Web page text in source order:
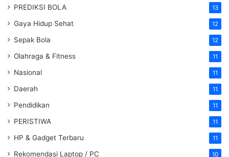
PREDIKSI BOLA 13
Gaya Hidup Sehat 12
Sepak Bola 12
Olahraga & Fitness 11
Nasional 11
Daerah 11
Pendidikan 11
PERISTIWA 11
HP & Gadget Terbaru 11
Rekomendasi Laptop / PC 10